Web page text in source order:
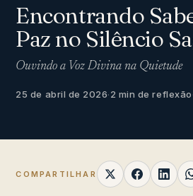
Encontrando
Paz no Silêncio
Ouvindo a Voz Divina na Quietude
25 de abril de 2026·2 min de reflexão
COMPARTILHAR